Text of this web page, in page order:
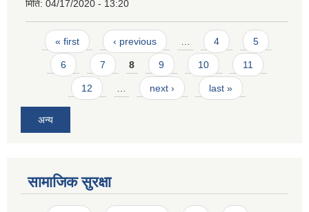
मिति: 04/17/2020 - 13:20
Pages
« first ‹ previous 4 5
6 7 8 9 10 11
12 next › last »
अन्य
सामाजिक सुरक्षा